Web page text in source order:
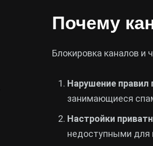
Почему
Блокировка каналов и
Нарушение
занимающиеся
Настройки
недоступными для